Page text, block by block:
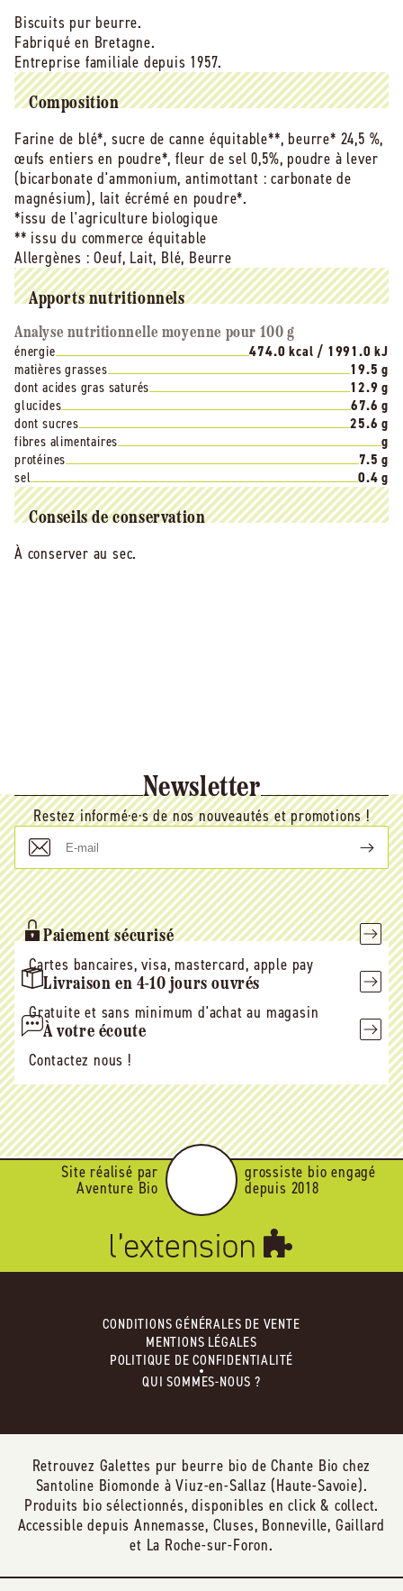
kg
kg
Biscuits pur beurre.
Fabriqué en Bretagne.
Entreprise familiale depuis 1957.
Composition
Farine de blé*, sucre de canne équitable**, beurre* 24,5 %,
œufs entiers en poudre*, fleur de sel 0,5%, poudre à lever
(bicarbonate d'ammonium, antimottant : carbonate de
magnésium), lait écrémé en poudre*.
*issu de l'agriculture biologique
** issu du commerce équitable
Allergènes : Oeuf, Lait, Blé, Beurre
Apports nutritionnels
Analyse nutritionnelle moyenne pour 100 g
énergie
474.0 kcal / 1991.0 kJ
matières grasses
19.5 g
dont acides gras saturés
12.9 g
glucides
67.6 g
dont sucres
25.6 g
fibres alimentaires
g
protéines
7.5 g
sel
0.4 g
Conseils de conservation
À conserver au sec.
Newsletter
Restez informé·e·s de nos nouveautés et promotions !
E-
mail
Paiement sécurisé
Cartes bancaires, visa, mastercard, apple pay
Livraison en 4-10 jours ouvrés
Gratuite et sans minimum d'achat au magasin
À votre écoute
Contactez nous !
Site réalisé par
Aventure Bio
grossiste bio engagé
depuis 2018
CONDITIONS GÉNÉRALES DE VENTE
MENTIONS LÉGALES
POLITIQUE DE CONFIDENTIALITÉ
QUI SOMMES-NOUS ?
Retrouvez Galettes pur beurre bio de Chante Bio chez
Santoline Biomonde à Viuz-en-Sallaz (Haute-Savoie).
Produits bio sélectionnés, disponibles en click & collect.
Accessible depuis Annemasse, Cluses, Bonneville, Gaillard
et La Roche-sur-Foron.